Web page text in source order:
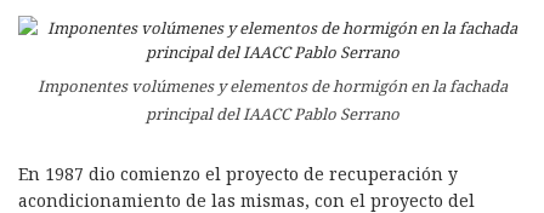
Imponentes volúmenes y elementos de hormigón en la fachada
principal del IAACC Pablo Serrano
En 1987 dio comienzo el proyecto de recuperación y
acondicionamiento de las mismas, con el proyecto del